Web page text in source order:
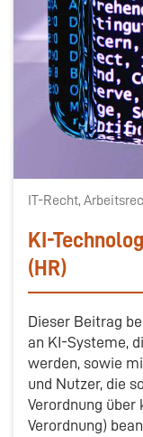
IT-Recht,
KI-
(HR)
Dieser Beitrag
an KI-Systeme,
werden, sowie
und Nutzer, die
Verordnung
Verordnung)